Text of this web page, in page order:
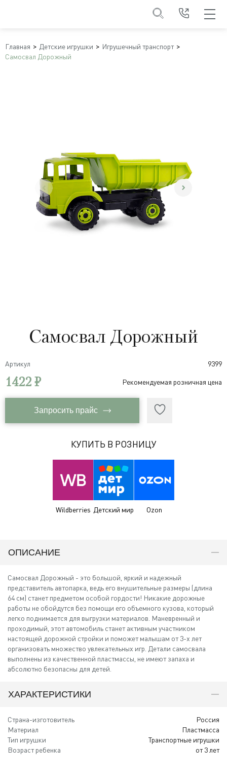
Главная Детские игрушки
Игрушечный транспорт
Самосвал Дорожный
Самосвал Дорожный
Артикул 9399
1422 ₽ Рекомендуемая розничная цена
Запросить прайс
КУПИТЬ В РОЗНИЦУ
Wildberries Детский мир Ozon
ОПИСАНИЕ
Самосвал Дорожный - это большой, яркий и надежный
представитель автопарка, ведь его внушительные размеры (длина
64 см) станет предметом особой гордости! Никакие дорожные
работы не обойдутся без помощи его объемного кузова, который
легко поднимается для выгрузки материалов. Маневренный и
проходимый, этот автомобиль станет активным участником
настоящей дорожной стройки и поможет малышам от 3-х лет
организовать множество увлекательных игр. Детали самосвала
выполнены из качественной пластмассы, не имеют запаха и
абсолютно безопасны для детей.
ХАРАКТЕРИСТИКИ
Страна-изготовитель
Россия
Материал
Пластмасса
Тип игрушки
Транспортные игрушки
Возраст ребенка
от 3 лет